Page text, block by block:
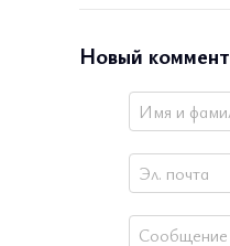
Новый